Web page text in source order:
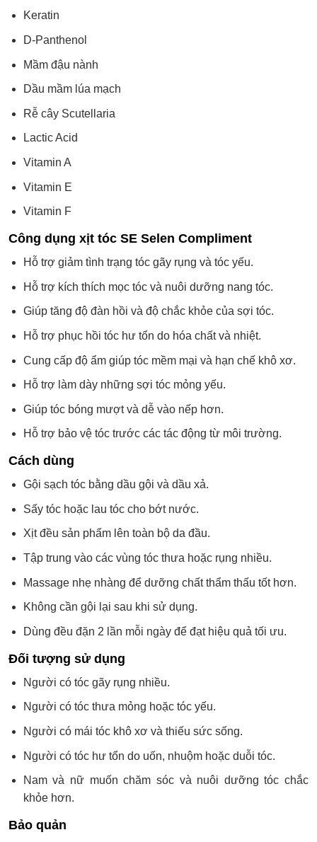
Keratin
D-Panthenol
Mầm đậu nành
Dầu mầm lúa mạch
Rễ cây Scutellaria
Lactic Acid
Vitamin A
Vitamin E
Vitamin F
Công dụng xịt tóc SE Selen Compliment
Hỗ trợ giảm tình trạng tóc gãy rụng và tóc yếu.
Hỗ trợ kích thích mọc tóc và nuôi dưỡng nang tóc.
Giúp tăng độ đàn hồi và độ chắc khỏe của sợi tóc.
Hỗ trợ phục hồi tóc hư tổn do hóa chất và nhiệt.
Cung cấp độ ẩm giúp tóc mềm mại và hạn chế khô xơ.
Hỗ trợ làm dày những sợi tóc mỏng yếu.
Giúp tóc bóng mượt và dễ vào nếp hơn.
Hỗ trợ bảo vệ tóc trước các tác động từ môi trường.
Cách dùng
Gội sạch tóc bằng dầu gội và dầu xả.
Sấy tóc hoặc lau tóc cho bớt nước.
Xịt đều sản phẩm lên toàn bộ da đầu.
Tập trung vào các vùng tóc thưa hoặc rụng nhiều.
Massage nhẹ nhàng để dưỡng chất thẩm thấu tốt hơn.
Không cần gội lại sau khi sử dụng.
Dùng đều đặn 2 lần mỗi ngày để đạt hiệu quả tối ưu.
Đối tượng sử dụng
Người có tóc gãy rụng nhiều.
Người có tóc thưa mỏng hoặc tóc yếu.
Người có mái tóc khô xơ và thiếu sức sống.
Người có tóc hư tổn do uốn, nhuộm hoặc duỗi tóc.
Nam và nữ muốn chăm sóc và nuôi dưỡng tóc chắc
khỏe hơn.
Bảo quản